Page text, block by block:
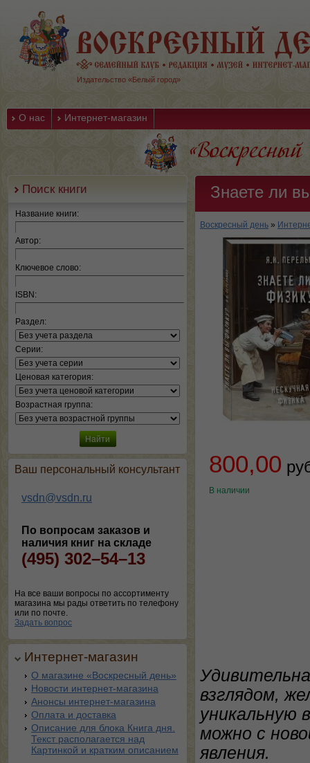
Издательство «Белый город»
О нас Интернет-магазин
Поиск книги
Название книги:
Автор:
Ключевое слово:
ISBN:
Раздел:
Серии:
Ценовая категория:
Возрастная группа:
Ваш персональный консультант
vsdn@vsdn.ru
По вопросам заказов и
наличия книг на складе
(495) 302–54–13
На все ваши вопросы по ассортименту
магазина мы рады ответить по телефону
или по почте.
Задать вопрос
Интернет-магазин
О магазине «Воскресный день»
Новости интернет-магазина
Анонсы интернет-магазина
Оплата и доставка
Описание для блока Книга дня.
Текст располагается над
Картинкой и кратким описанием
Знаете ли
Воскресный день »
800,00
В наличии
взглядом,
уникальную
можно с
явления.